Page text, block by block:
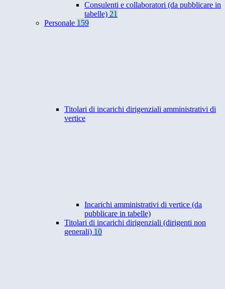
Consulenti e collaboratori (da pubblicare in
tabelle) 21
Personale 159
Titolari di incarichi dirigenziali amministrativi di
vertice
Incarichi amministrativi di vertice (da
pubblicare in tabelle)
Titolari di incarichi dirigenziali (dirigenti non
generali) 10